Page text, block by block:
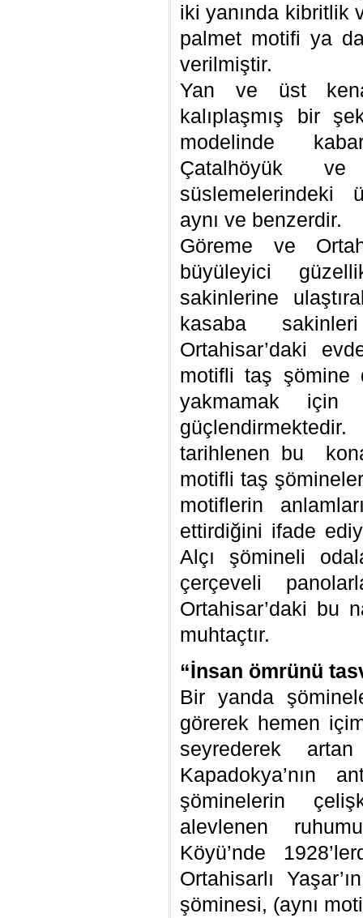
iki yanında kibritlik
palmet motifi ya
verilmiştir.
Yan ve üst
kalıplaşmış bir
modelinde
Çatalhöyük ve
süslemelerindeki
aynı ve benzerdir.
Göreme ve
büyüleyici
sakinlerine
kasaba
Ortahisar’daki
motifli taş şömine
yakmamak için
tarihlenen bu
motifli taş
motiflerin
ettirdiğini ifade
Alçı şömineli
çerçeveli
Ortahisar’daki bu
muhtaçtır.
“İnsan ömrünü
Bir yanda
görerek hemen
seyrederek
Kapadokya’nın
şöminelerin
alevlenen
Köyü’nde
Ortahisarlı
şöminesi, (aynı